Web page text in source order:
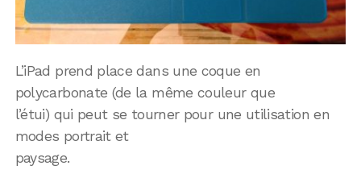
L’iPad prend place dans une coque en
polycarbonate (de la même couleur que
l’étui) qui peut se tourner pour une utilisation en
modes portrait et
paysage.